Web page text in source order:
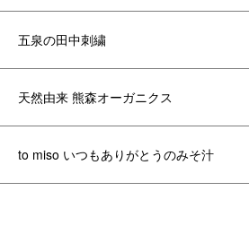
五泉の田中刺繍
天然由来 熊森オーガニクス
to miso いつもありがとうのみそ汁